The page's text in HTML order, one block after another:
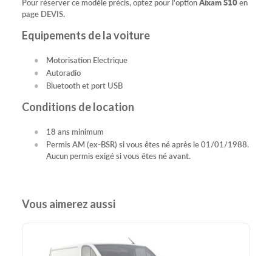
page DEVIS.
Equipements de la voiture
Motorisation Electrique
Autoradio
Bluetooth et port USB
Conditions de location
18 ans minimum
Permis AM (ex-BSR) si vous êtes né après le 01/01/1988.
Aucun permis exigé si vous êtes né avant.
Vous aimerez aussi